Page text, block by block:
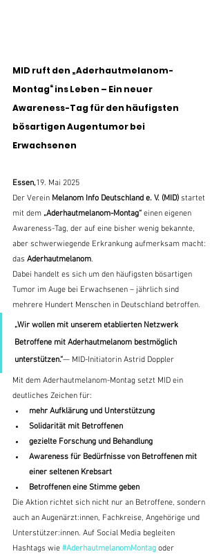
MID ruft den „Aderhautmelanom-
Montag“ ins Leben – Ein neuer
Awareness-Tag für den häufigsten
bösartigen Augentumor bei
Erwachsenen
Essen,19. Mai 2025
Der Verein Melanom Info Deutschland e. V. (MID) startet
mit dem „Aderhautmelanom-Montag“ einen eigenen
Awareness-Tag, der auf eine bisher wenig bekannte,
aber schwerwiegende Erkrankung aufmerksam macht:
das Aderhautmelanom.
Dabei handelt es sich um den häufigsten bösartigen
Tumor im Auge bei Erwachsenen – jährlich sind
mehrere Hundert Menschen in Deutschland betroffen.
„Wir wollen mit unserem etablierten Netzwerk
Betroffene mit Aderhautmelanom bestmöglich
unterstützen.“— MID-Initiatorin Astrid Doppler
Mit dem Aderhautmelanom-Montag setzt MID ein
deutliches Zeichen für:
mehr Aufklärung und Unterstützung
Solidarität mit Betroffenen
gezielte Forschung und Behandlung
Awareness für Bedürfnisse von Betroffenen mit
einer seltenen Krebsart
Betroffenen eine Stimme geben
Die Aktion richtet sich nicht nur an Betroffene, sondern
auch an Augenärzt:innen, Fachkreise, Angehörige und
Unterstützer:innen. Auf Social Media begleiten
Hashtags wie #AderhautmelanomMontag oder